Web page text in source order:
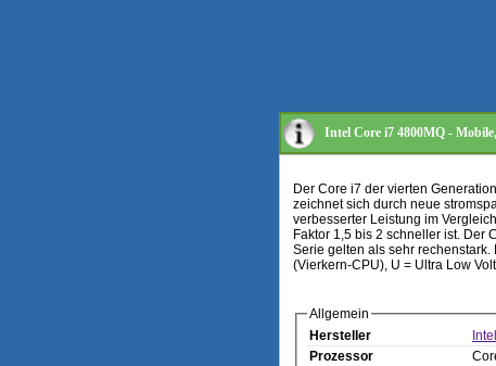
Intel Core i7 4800MQ -
Der Core i7 der vierten
zeichnet sich durch neue
verbesserter Leistung im
Faktor 1,5 bis 2 schneller ist. Der
Serie gelten als sehr
(Vierkern-CPU), U = Ultra Low
Allgemein
Hersteller
Intel
Prozessor